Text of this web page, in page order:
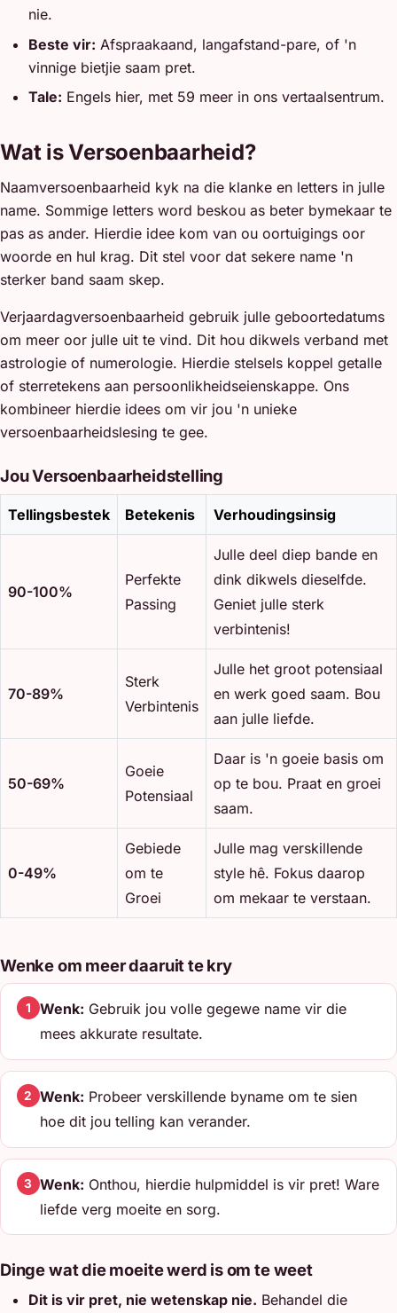
nie.
Beste vir: Afspraakaand, langafstand-pare, of 'n
vinnige bietjie saam pret.
Tale: Engels hier, met 59 meer in ons vertaalsentrum.
Wat is Versoenbaarheid?
Naamversoenbaarheid kyk na die klanke en letters in julle
name. Sommige letters word beskou as beter bymekaar te
pas as ander. Hierdie idee kom van ou oortuigings oor
woorde en hul krag. Dit stel voor dat sekere name 'n
sterker band saam skep.
Verjaardagversoenbaarheid gebruik julle geboortedatums
om meer oor julle uit te vind. Dit hou dikwels verband met
astrologie of numerologie. Hierdie stelsels koppel getalle
of sterretekens aan persoonlikheidseienskappe. Ons
kombineer hierdie idees om vir jou 'n unieke
versoenbaarheidslesing te gee.
Jou Versoenbaarheidstelling
Tellingsbestek Betekenis Verhoudingsinsig
90-100%
Perfekte
Passing
Julle deel diep bande en
dink dikwels dieselfde.
Geniet julle sterk
verbintenis!
70-89%
Sterk
Verbintenis
Julle het groot potensiaal
en werk goed saam. Bou
aan julle liefde.
50-69%
Goeie
Potensiaal
Daar is 'n goeie basis om
op te bou. Praat en groei
saam.
0-49%
Gebiede
om te
Groei
Julle mag verskillende
style hê. Fokus daarop
om mekaar te verstaan.
Wenke om meer daaruit te kry
1 Wenk: Gebruik jou volle gegewe name vir die
mees akkurate resultate.
2 Wenk: Probeer verskillende byname om te sien
hoe dit jou telling kan verander.
3 Wenk: Onthou, hierdie hulpmiddel is vir pret! Ware
liefde verg moeite en sorg.
Dinge wat die moeite werd is om te weet
Dit is vir pret, nie wetenskap nie. Behandel die